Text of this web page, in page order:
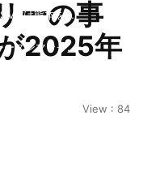
足」指摘 那覇
は熊本を見
場建設は継続
ズンマッチ放
陽町拠点停
尻工場は8月5
ーの事
2025年
View : 84